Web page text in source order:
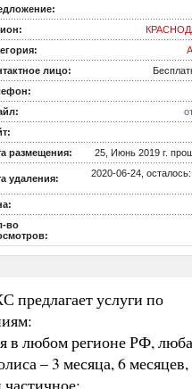
лицо:
размещения:
25, Июнь 2019 г.
удаления: 2020-06-24,
во
услуги по
в любом регионе РФ,
– 3 месяца, 6 месяцев,